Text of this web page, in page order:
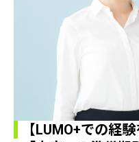
【LUMO+での経